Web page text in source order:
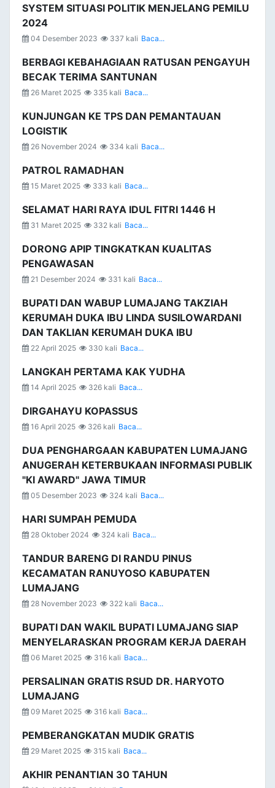
SYSTEM SITUASI POLITIK MENJELANG PEMILU
2024
04 Desember 2023 337 kali Baca...
BERBAGI KEBAHAGIAAN RATUSAN PENGAYUH
BECAK TERIMA SANTUNAN
26 Maret 2025 335 kali Baca...
KUNJUNGAN KE TPS DAN PEMANTAUAN
LOGISTIK
26 November 2024 334 kali Baca...
PATROL RAMADHAN
15 Maret 2025 333 kali Baca...
SELAMAT HARI RAYA IDUL FITRI 1446 H
31 Maret 2025 332 kali Baca...
DORONG APIP TINGKATKAN KUALITAS
PENGAWASAN
21 Desember 2024 331 kali Baca...
BUPATI DAN WABUP LUMAJANG TAKZIAH
KERUMAH DUKA IBU LINDA SUSILOWARDANI
DAN TAKLIAN KERUMAH DUKA IBU
22 April 2025 330 kali Baca...
LANGKAH PERTAMA KAK YUDHA
14 April 2025 326 kali Baca...
DIRGAHAYU KOPASSUS
16 April 2025 326 kali Baca...
DUA PENGHARGAAN KABUPATEN LUMAJANG
ANUGERAH KETERBUKAAN INFORMASI PUBLIK
"KI AWARD" JAWA TIMUR
05 Desember 2023 324 kali Baca...
HARI SUMPAH PEMUDA
28 Oktober 2024 324 kali Baca...
TANDUR BARENG DI RANDU PINUS
KECAMATAN RANUYOSO KABUPATEN
LUMAJANG
28 November 2023 322 kali Baca...
BUPATI DAN WAKIL BUPATI LUMAJANG SIAP
MENYELARASKAN PROGRAM KERJA DAERAH
06 Maret 2025 316 kali Baca...
PERSALINAN GRATIS RSUD DR. HARYOTO
LUMAJANG
09 Maret 2025 316 kali Baca...
PEMBERANGKATAN MUDIK GRATIS
29 Maret 2025 315 kali Baca...
AKHIR PENANTIAN 30 TAHUN